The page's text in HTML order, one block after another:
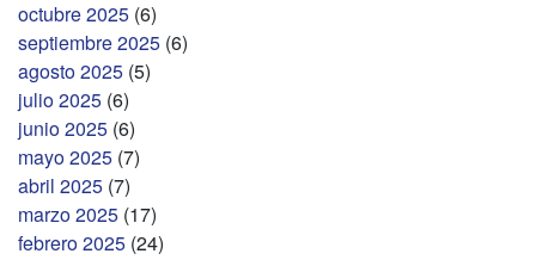
octubre 2025 (6)
septiembre 2025 (6)
agosto 2025 (5)
julio 2025 (6)
junio 2025 (6)
mayo 2025 (7)
abril 2025 (7)
marzo 2025 (17)
febrero 2025 (24)